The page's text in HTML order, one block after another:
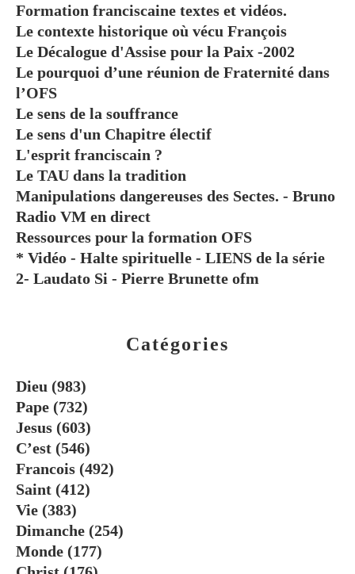
Catégories
Dieu (983)
Pape (732)
Jesus (603)
C’est (546)
Francois (492)
Saint (412)
Vie (383)
Dimanche (254)
Monde (177)
Formation franciscaine textes et vidéos.
Le contexte historique où vécu François
Le Décalogue d'Assise pour la Paix -2002
Le pourquoi d’une réunion de Fraternité dans
l’OFS
Le sens de la souffrance
Le sens d'un Chapitre électif
L'esprit franciscain ?
Le TAU dans la tradition
Manipulations dangereuses des Sectes. - Bruno
Radio VM en direct
Ressources pour la formation OFS
* Vidéo - Halte spirituelle - LIENS de la série
2- Laudato Si - Pierre Brunette ofm